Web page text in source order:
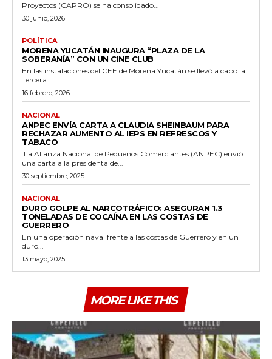
Proyectos (CAPRO) se ha consolidado...
30 junio, 2026
POLÍTICA
MORENA YUCATÁN INAUGURA “PLAZA DE LA
SOBERANÍA” CON UN CINE CLUB
En las instalaciones del CEE de Morena Yucatán se llevó a cabo la
Tercera...
16 febrero, 2026
NACIONAL
ANPEC ENVÍA CARTA A CLAUDIA SHEINBAUM PARA
RECHAZAR AUMENTO AL IEPS EN REFRESCOS Y
TABACO
La Alianza Nacional de Pequeños Comerciantes (ANPEC) envió
una carta a la presidenta de...
30 septiembre, 2025
NACIONAL
DURO GOLPE AL NARCOTRÁFICO: ASEGURAN 1.3
TONELADAS DE COCAÍNA EN LAS COSTAS DE
GUERRERO
En una operación naval frente a las costas de Guerrero y en un
duro...
13 mayo, 2025
MORE LIKE THIS